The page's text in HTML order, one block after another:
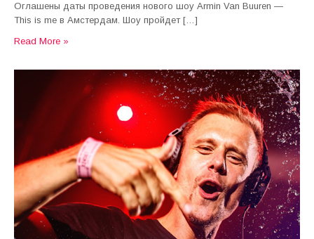
Оглашены даты проведения нового шоу Armin Van Buuren —
This is me в Амстердам. Шоу пройдет […]
Read More »